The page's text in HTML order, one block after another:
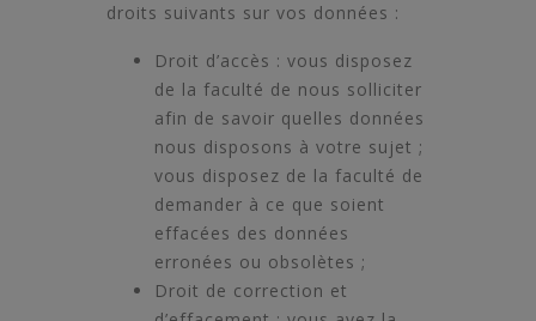
droits suivants sur vos données :
Droit d’accès : vous disposez
de la faculté de nous solliciter
afin de savoir quelles données
nous disposons à votre sujet ;
vous disposez de la faculté de
demander à ce que soient
effacées des données
erronées ou obsolètes ;
Droit de correction et